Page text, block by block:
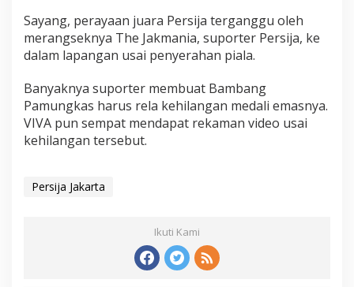
Sayang, perayaan juara Persija terganggu oleh
merangseknya The Jakmania, suporter Persija, ke
dalam lapangan usai penyerahan piala.
Banyaknya suporter membuat Bambang
Pamungkas harus rela kehilangan medali emasnya.
VIVA pun sempat mendapat rekaman video usai
kehilangan tersebut.
Persija Jakarta
Ikuti Kami